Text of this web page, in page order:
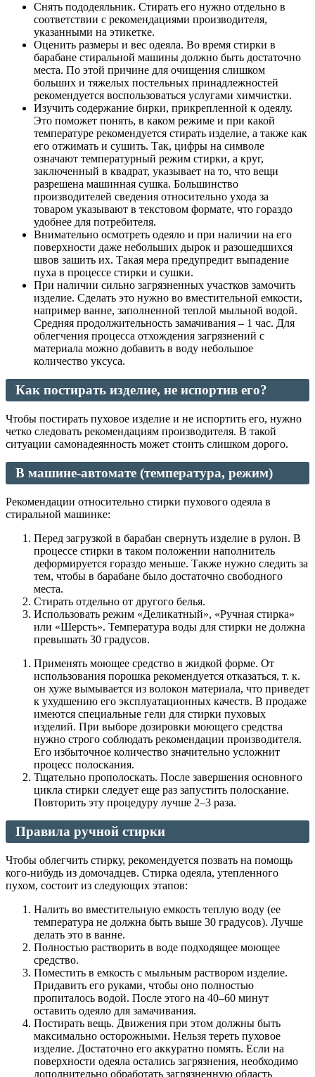
Снять пододеяльник. Стирать его нужно отдельно в
соответствии с рекомендациями производителя,
указанными на этикетке.
Оценить размеры и вес одеяла. Во время стирки в
барабане стиральной машины должно быть достаточно
места. По этой причине для очищения слишком
больших и тяжелых постельных принадлежностей
рекомендуется воспользоваться услугами химчистки.
Изучить содержание бирки, прикрепленной к одеялу.
Это поможет понять, в каком режиме и при какой
температуре рекомендуется стирать изделие, а также как
его отжимать и сушить. Так, цифры на символе
означают температурный режим стирки, а круг,
заключенный в квадрат, указывает на то, что вещи
разрешена машинная сушка. Большинство
производителей сведения относительно ухода за
товаром указывают в текстовом формате, что гораздо
удобнее для потребителя.
Внимательно осмотреть одеяло и при наличии на его
поверхности даже небольших дырок и разошедшихся
швов зашить их. Такая мера предупредит выпадение
пуха в процессе стирки и сушки.
При наличии сильно загрязненных участков замочить
изделие. Сделать это нужно во вместительной емкости,
например ванне, заполненной теплой мыльной водой.
Средняя продолжительность замачивания – 1 час. Для
облегчения процесса отхождения загрязнений с
материала можно добавить в воду небольшое
количество уксуса.
Как постирать изделие, не испортив его?
Чтобы постирать пуховое изделие и не испортить его, нужно
четко следовать рекомендациям производителя. В такой
ситуации самонадеянность может стоить слишком дорого.
В машине-автомате (температура, режим)
Рекомендации относительно стирки пухового одеяла в
стиральной машинке:
Перед загрузкой в барабан свернуть изделие в рулон. В
процессе стирки в таком положении наполнитель
деформируется гораздо меньше. Также нужно следить за
тем, чтобы в барабане было достаточно свободного
места.
Стирать отдельно от другого белья.
Использовать режим «Деликатный», «Ручная стирка»
или «Шерсть». Температура воды для стирки не должна
превышать 30 градусов.
Применять моющее средство в жидкой форме. От
использования порошка рекомендуется отказаться, т. к.
он хуже вымывается из волокон материала, что приведет
к ухудшению его эксплуатационных качеств. В продаже
имеются специальные гели для стирки пуховых
изделий. При выборе дозировки моющего средства
нужно строго соблюдать рекомендации производителя.
Его избыточное количество значительно усложнит
процесс полоскания.
Тщательно прополоскать. После завершения основного
цикла стирки следует еще раз запустить полоскание.
Повторить эту процедуру лучше 2–3 раза.
Правила ручной стирки
Чтобы облегчить стирку, рекомендуется позвать на помощь
кого-нибудь из домочадцев. Стирка одеяла, утепленного
пухом, состоит из следующих этапов:
Налить во вместительную емкость теплую воду (ее
температура не должна быть выше 30 градусов). Лучше
делать это в ванне.
Полностью растворить в воде подходящее моющее
средство.
Поместить в емкость с мыльным раствором изделие.
Придавить его руками, чтобы оно полностью
пропиталось водой. После этого на 40–60 минут
оставить одеяло для замачивания.
Постирать вещь. Движения при этом должны быть
максимально осторожными. Нельзя тереть пуховое
изделие. Достаточно его аккуратно помять. Если на
поверхности одеяла остались загрязнения, необходимо
дополнительно обработать загрязненную область